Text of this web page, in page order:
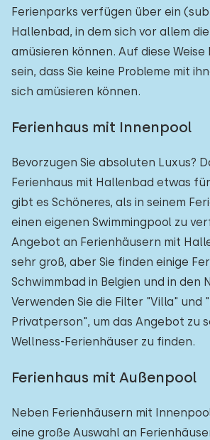
Ferienparks verfügen über ein
Hallenbad, in dem sich vor allem
amüsieren können. Auf diese Weise
sein, dass Sie keine Probleme mit
sich amüsieren können.
Ferienhaus mit Innenpool
Bevorzugen Sie absoluten Luxus?
Ferienhaus mit Hallenbad etwas für
gibt es Schöneres, als in seinem
einen eigenen Swimmingpool zu
Angebot an Ferienhäusern mit
sehr groß, aber Sie finden einige
Schwimmbad in Belgien und in den
Verwenden Sie die Filter "Villa" und
Privatperson", um das Angebot zu
Wellness-Ferienhäuser zu finden.
Ferienhaus mit Außenpool
Neben Ferienhäusern mit
eine große Auswahl an